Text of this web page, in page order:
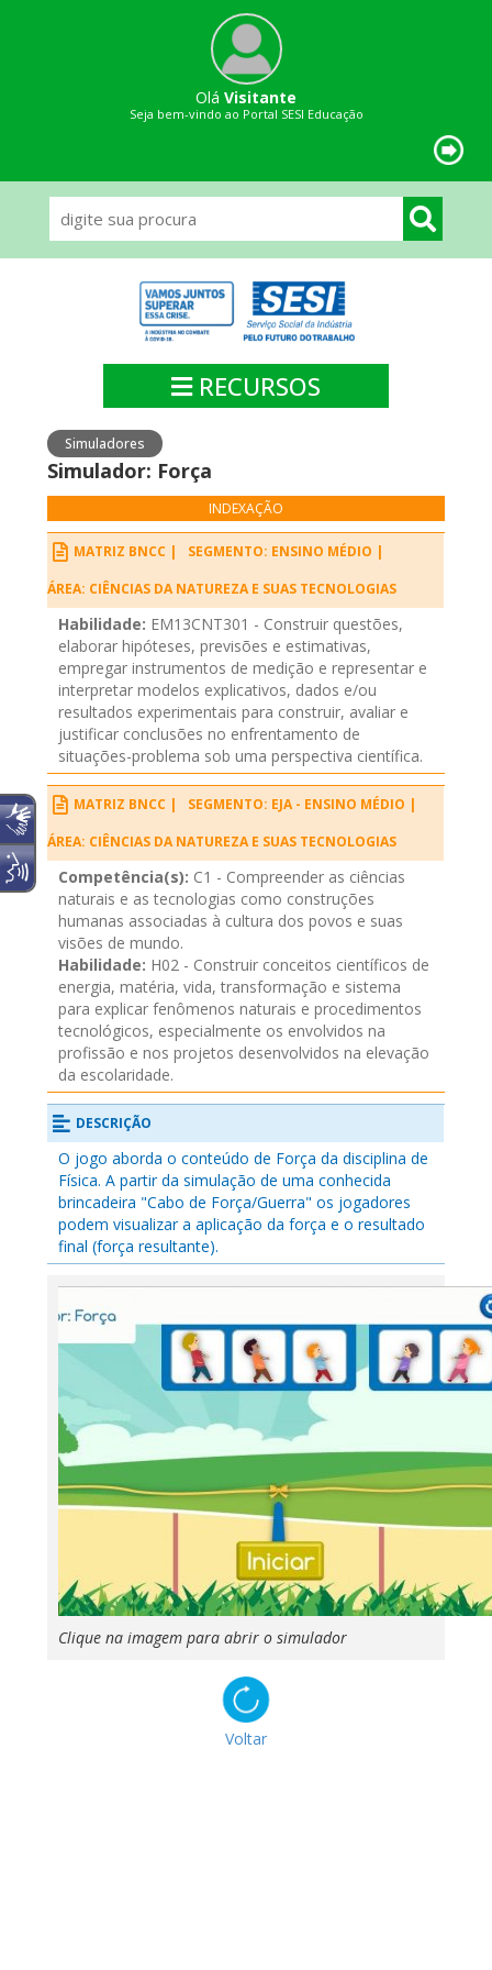
Olá Visitante
Seja bem-vindo ao Portal SESI Educação
RECURSOS
Simuladores
Simulador: Força
INDEXAÇÃO
MATRIZ BNCC |
SEGMENTO: ENSINO MÉDIO |
ÁREA: CIÊNCIAS DA NATUREZA E SUAS TECNOLOGIAS
Habilidade: EM13CNT301 - Construir questões,
elaborar hipóteses, previsões e estimativas,
empregar instrumentos de medição e representar e
interpretar modelos explicativos, dados e/ou
resultados experimentais para construir, avaliar e
justificar conclusões no enfrentamento de
situações-problema sob uma perspectiva científica.
MATRIZ BNCC |
SEGMENTO: EJA - ENSINO MÉDIO |
ÁREA: CIÊNCIAS DA NATUREZA E SUAS TECNOLOGIAS
Competência(s): C1 - Compreender as ciências
naturais e as tecnologias como construções
humanas associadas à cultura dos povos e suas
visões de mundo.
Habilidade: H02 - Construir conceitos científicos de
energia, matéria, vida, transformação e sistema
para explicar fenômenos naturais e procedimentos
tecnológicos, especialmente os envolvidos na
profissão e nos projetos desenvolvidos na elevação
da escolaridade.
DESCRIÇÃO
O jogo aborda o conteúdo de Força da disciplina de
Física. A partir da simulação de uma conhecida
brincadeira "Cabo de Força/Guerra" os jogadores
podem visualizar a aplicação da força e o resultado
final (força resultante).
Clique na imagem para abrir o simulador
Voltar